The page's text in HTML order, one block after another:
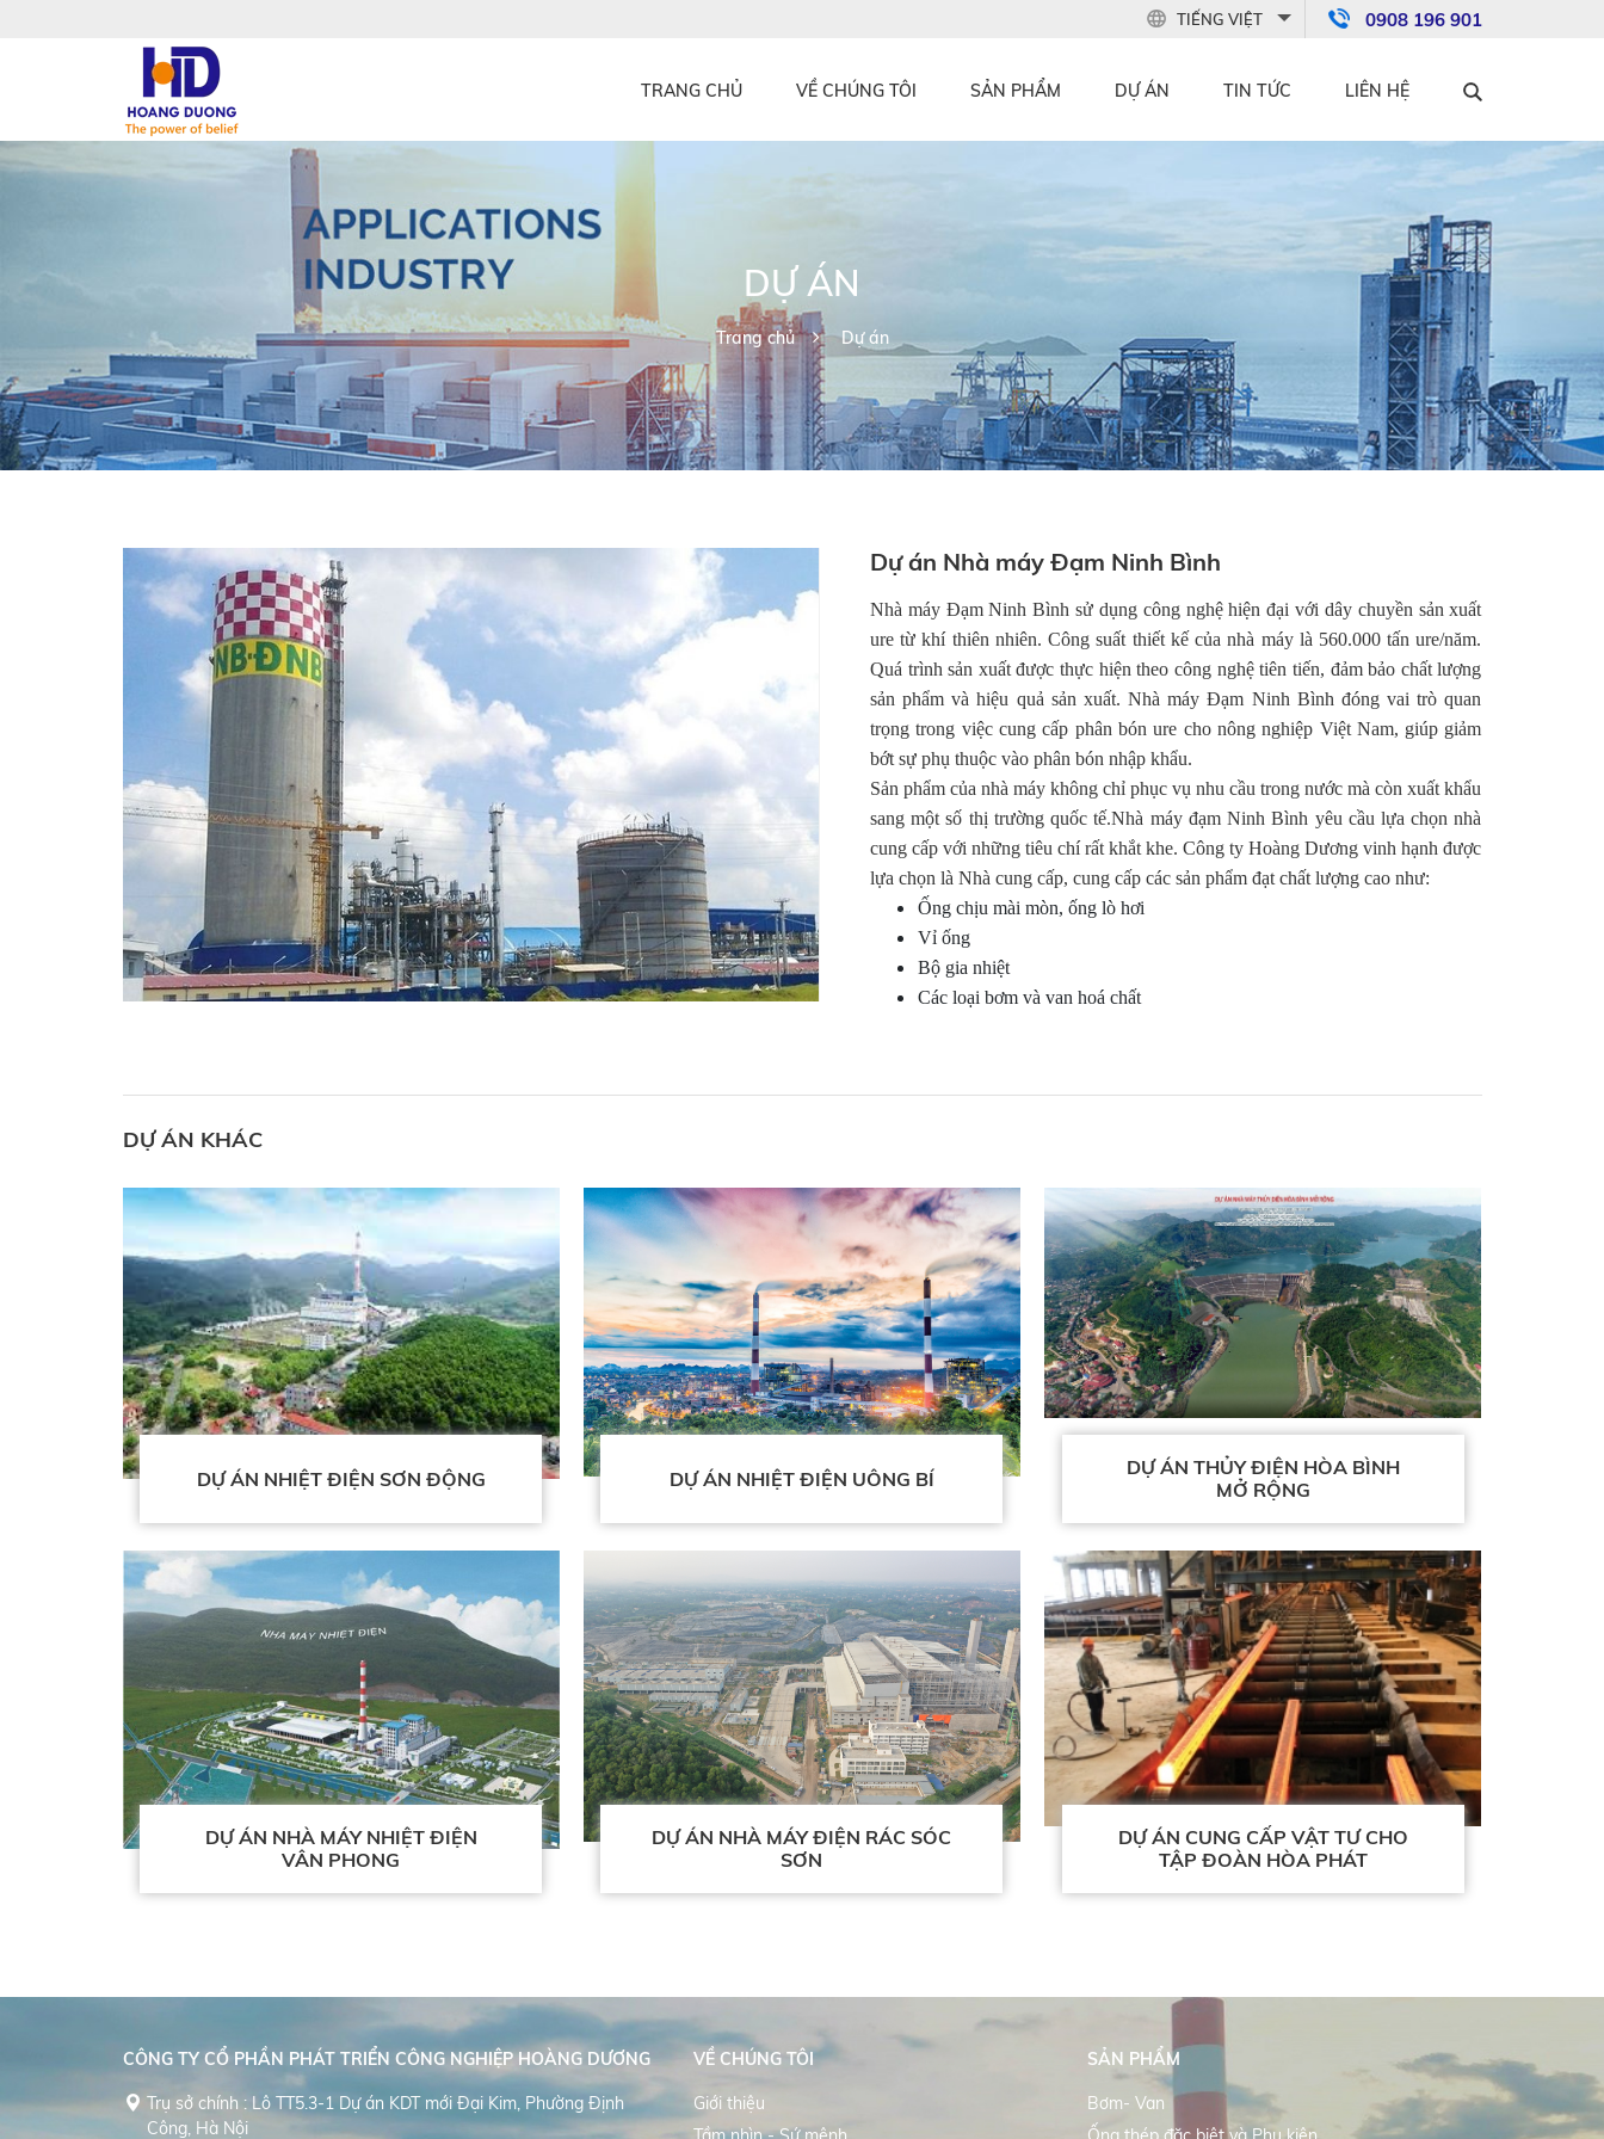
0908 196 901
TIẾNG VIỆT
TRANG CHỦ VỀ CHÚNG TÔI SẢN PHẨM DỰ ÁN TIN TỨC LIÊN HỆ
DỰ ÁN
Trang chủ Dự án
Dự án Nhà máy Đạm Ninh Bình
Nhà máy Đạm Ninh Bình sử dụng công nghệ hiện đại với dây chuyền sản xuất
ure từ khí thiên nhiên. Công suất thiết kế của nhà máy là 560.000 tấn ure/năm.
Quá trình sản xuất được thực hiện theo công nghệ tiên tiến, đảm bảo chất lượng
sản phẩm và hiệu quả sản xuất. Nhà máy Đạm Ninh Bình đóng vai trò quan
trọng trong việc cung cấp phân bón ure cho nông nghiệp Việt Nam, giúp giảm
bớt sự phụ thuộc vào phân bón nhập khẩu.
Sản phẩm của nhà máy không chỉ phục vụ nhu cầu trong nước mà còn xuất khẩu
sang một số thị trường quốc tế.Nhà máy đạm Ninh Bình yêu cầu lựa chọn nhà
cung cấp với những tiêu chí rất khắt khe. Công ty Hoàng Dương vinh hạnh được
lựa chọn là Nhà cung cấp, cung cấp các sản phẩm đạt chất lượng cao như:
Ống chịu mài mòn, ống lò hơi
Vỉ ống
Bộ gia nhiệt
Các loại bơm và van hoá chất
DỰ ÁN KHÁC
DỰ ÁN NHIỆT ĐIỆN SƠN ĐỘNG DỰ ÁN NHIỆT ĐIỆN UÔNG BÍ
DỰ ÁN THỦY ĐIỆN HÒA BÌNH
MỞ RỘNG
DỰ ÁN NHÀ MÁY NHIỆT ĐIỆN
VÂN PHONG
DỰ ÁN NHÀ MÁY ĐIỆN RÁC SÓC
SƠN
DỰ ÁN CUNG CẤP VẬT TƯ CHO
TẬP ĐOÀN HÒA PHÁT
CÔNG TY CỔ PHẦN PHÁT TRIỂN CÔNG NGHIỆP HOÀNG DƯƠNG
Trụ sở chính : Lô TT5.3-1 Dự án KDT mới Đại Kim, Phường Định
Công, Hà Nội
VỀ CHÚNG TÔI
Giới thiệu
SẢN PHẨM
Bơm- Van